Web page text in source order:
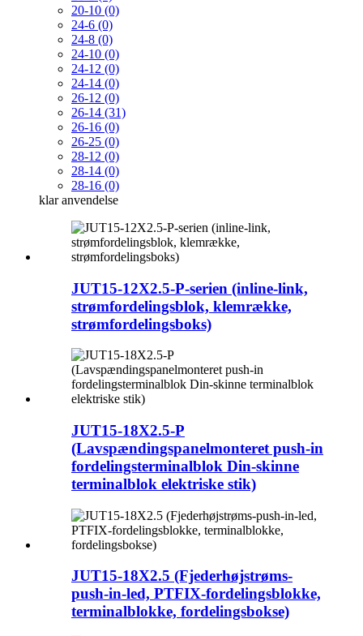
20-10 (0)
24-6 (0)
24-8 (0)
24-10 (0)
24-12 (0)
24-14 (0)
26-12 (0)
26-14 (31)
26-16 (0)
26-25 (0)
28-12 (0)
28-14 (0)
28-16 (0)
klar anvendelse
JUT15-12X2.5-P-serien (inline-link,
strømfordelingsblok, klemrække,
strømfordelingsboks)
JUT15-18X2.5-P
(Lavspændingspanelmonteret push-in
fordelingsterminalblok Din-skinne
terminalblok elektriske stik)
JUT15-18X2.5 (Fjederhøjstrøms-
push-in-led, PTFIX-fordelingsblokke,
terminalblokke, fordelingsbokse)